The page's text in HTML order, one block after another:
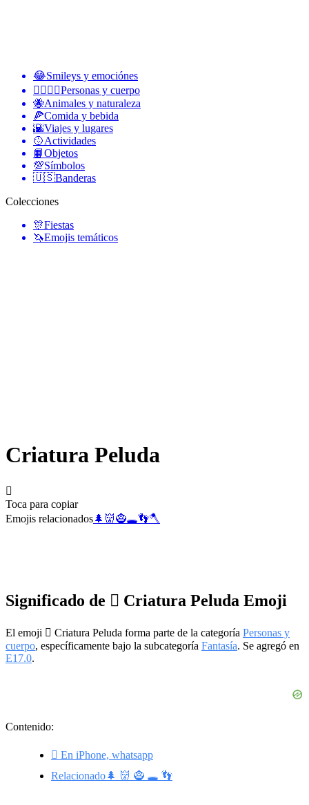
😂Smileys y emociónes
👩‍❤️‍💋‍👨Personas y cuerpo
🐝Animales y naturaleza
🍕Comida y bebida
🌇Viajes y lugares
🥎Actividades
📙Objetos
💯Símbolos
🇺🇸Banderas
Colecciones
🎊Fiestas
🦄Emojis temáticos
Criatura Peluda
🫈
Toca para copiar
Emojis relacionados🌲 👹🧌🕳️👣🪓
Significado de 🫈 Criatura Peluda Emoji
El emoji 🫈 Criatura Peluda forma parte de la categoría Personas y
cuerpo, específicamente bajo la subcategoría Fantasía. Se agregó en
E17.0.
Contenido:
🫈 En iPhone, whatsapp
Relacionado🌲 👹 🧌 🕳️ 👣